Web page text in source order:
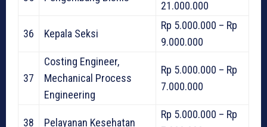
21.000.000
36 Kepala Seksi
Rp 5.000.000 – Rp
9.000.000
37
Costing Engineer,
Mechanical Process
Engineering
Rp 5.000.000 – Rp
7.000.000
38 Pelayanan Kesehatan
Rp 5.000.000 – Rp